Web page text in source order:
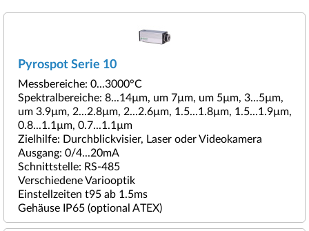
Pyrospot Serie 10
Messbereiche: 0...3000°C
Spektralbereiche: 8...14µm, um 7µm, um 5µm, 3...5µm,
um 3.9µm, 2...2.8µm, 2...2.6µm, 1.5...1.8µm, 1.5...1.9µm,
0.8...1.1µm, 0.7...1.1µm
Zielhilfe: Durchblickvisier, Laser oder Videokamera
Ausgang: 0/4...20mA
Schnittstelle: RS-485
Verschiedene Variooptik
Einstellzeiten t95 ab 1.5ms
Gehäuse IP65 (optional ATEX)